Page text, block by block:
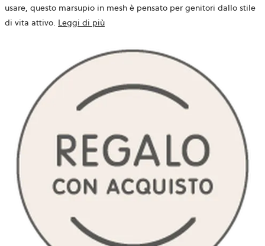
usare, questo marsupio in mesh è pensato per genitori dallo stile
di vita attivo. Leggi di più